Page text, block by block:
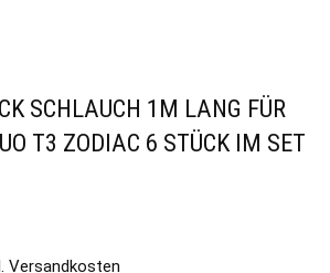
SCHLAUCH 1M LANG FÜR
T3 ZODIAC 6 STÜCK IM SET
Versandkosten